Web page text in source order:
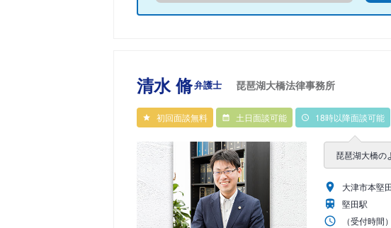
清水 脩弁護士 琵琶湖大橋法律事務所
初回面談無料 土日面談可能 18時以降面談可能
琵琶湖大橋の
大津市本堅
堅田駅
（受付時間）